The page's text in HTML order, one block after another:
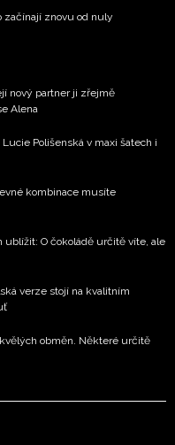
začínají znovu od nuly
nový partner ji zřejmě
Alena
Polišenská v maxi šatech i
kombinace musíte
ublížit: O čokoládě určitě víte, ale
verze stojí na kvalitním
obměn. Některé určitě